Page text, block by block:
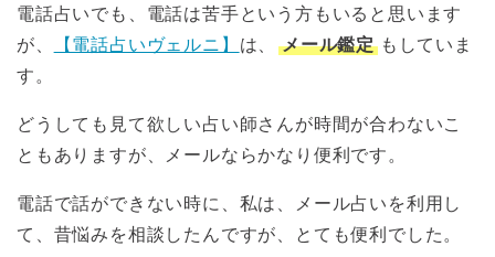
電話占いでも、電話は苦手という方もいると思います
が、
【電話占いヴェルニ】 は、 メール鑑定 もしていま
す。
どうしても見て欲しい占い師さんが時間が合わないこ
ともありますが、メールならかなり便利です。
電話で話ができない時に、私は、メール占いを利用し
て、昔悩みを相談したんですが、とても便利でした。